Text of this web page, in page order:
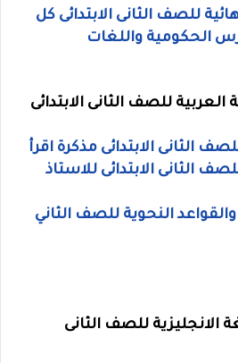
للصف الثانى الابتدائى كل
الحكومية واللغات
للصف الثانى الابتدائى
الثانى الابتدائى مذكرة اقرأ
الثانى الابتدائى للاستاذ
النحوية للصف الثاني
الانجليزية للصف الثانى